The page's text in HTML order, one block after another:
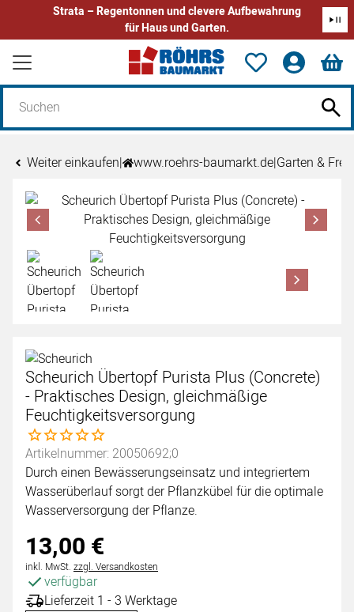
Strata – Regentonnen und clevere Aufbewahrung
für Haus und Garten.
Zum Hauptinhalt springen
Weiter einkaufen| www.roehrs-baumarkt.de|Garten &
Produktgalerie
Zur Kaufbox springen
Scheurich Übertopf Purista Plus (Concrete)
- Praktisches Design, gleichmäßige
Feuchtigkeitsversorgung
Noch keine Bewertungen abgegeben
Artikelnummer: 20050692;0
Durch einen Bewässerungseinsatz und integriertem
Wasserüberlauf sorgt der Pflanzkübel für die optimale
Wasserversorgung der Pflanze.
13,00 €
Steuerhinweis:
inkl. MwSt. zzgl. Versandkosten
verfügbar
Lieferzeit 1 - 3 Werktage